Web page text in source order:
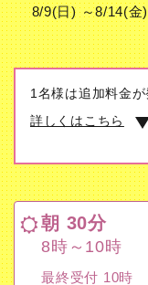
8/9(日) ～8/14(金
詳しくはこちら
朝 30分
8時～10時
朝 30分